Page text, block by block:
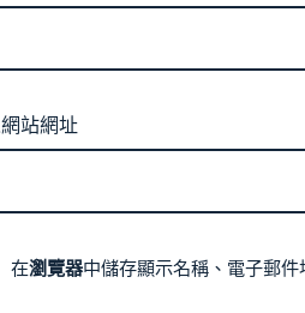
站網址
在瀏覽器中儲存顯示名稱、電子郵